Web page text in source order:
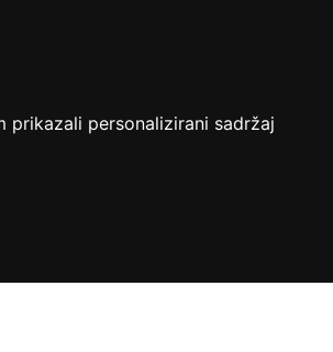
prikazali personalizirani sadržaj